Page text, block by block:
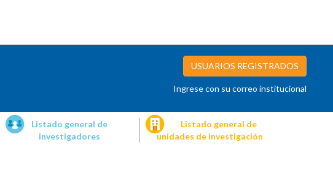
USUARIOS REGISTRADOS
Ingrese con su correo institucional
Listado general de
investigadores
Listado general de
unidades de investigación